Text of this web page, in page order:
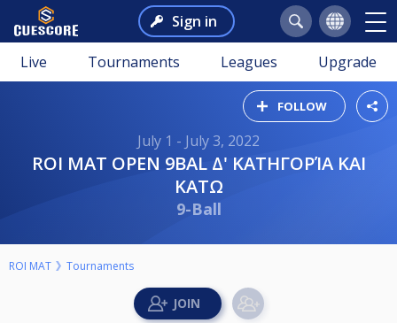
Sign in
Live Tournaments Leagues Upgrade
FOLLOW
July 1 - July 3, 2022
ROI MAT OPEN 9BAL Δ' ΚΑΤΗΓΟΡΊΑ ΚΑΙ
ΚΑΤΩ
9-Ball
ROI MAT Tournaments